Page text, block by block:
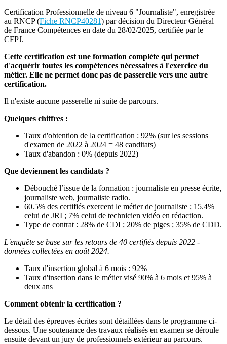
Certification Professionnelle de niveau 6 "Journaliste", enregistrée
au RNCP (Fiche RNCP40281) par décision du Directeur Général
de France Compétences en date du 28/02/2025, certifiée par le
CFPJ.
Cette certification est une formation complète qui permet
d'acquérir toutes les compétences nécessaires à l'exercice du
métier. Elle ne permet donc pas de passerelle vers une autre
certification.
Il n'existe aucune passerelle ni suite de parcours.
Quelques chiffres :
Taux d'obtention de la certification : 92% (sur les sessions
d'examen de 2022 à 2024 = 48 canditats)
Taux d'abandon : 0% (depuis 2022)
Que deviennent les candidats ?
Débouché l’issue de la formation : journaliste en presse écrite,
journaliste web, journaliste radio.
60.5% des certifiés exercent le métier de journaliste ; 15.4%
celui de JRI ; 7% celui de technicien vidéo en rédaction.
Type de contrat : 28% de CDI ; 20% de piges ; 35% de CDD.
L'enquête se base sur les retours de 40 certifiés depuis 2022 -
données collectées en août 2024.
Taux d'insertion global à 6 mois : 92%
Taux d'insertion dans le métier visé 90% à 6 mois et 95% à
deux ans
Comment obtenir la certification ?
Le détail des épreuves écrites sont détaillées dans le programme ci-
dessous. Une soutenance des travaux réalisés en examen se déroule
ensuite devant un jury de professionnels extérieur au parcours.